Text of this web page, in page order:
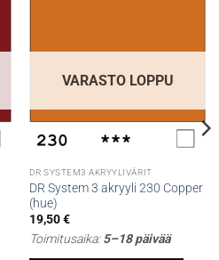
VARASTO LOPPU
DR SYSTEM3 AKRYYLIVÄRIT
DR System 3 akryyli 230 Copper
(hue)
19,50€
Toimitusaika:5–18 päivää